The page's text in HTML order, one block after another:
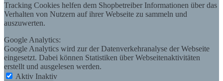
Tracking Cookies helfen dem Shopbetreiber Informationen über das
Verhalten von Nutzern auf ihrer Webseite zu sammeln und
auszuwerten.
Google Analytics:
Google Analytics wird zur der Datenverkehranalyse der Webseite
eingesetzt. Dabei können Statistiken über Webseitenaktivitäten
erstellt und ausgelesen werden.
Aktiv Inaktiv